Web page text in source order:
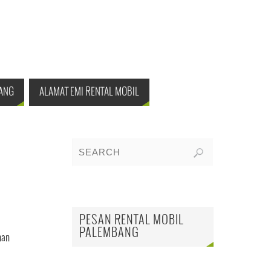
ALAMAT EMI RENTAL MOBIL
PESAN RENTAL MOBIL
PALEMBANG